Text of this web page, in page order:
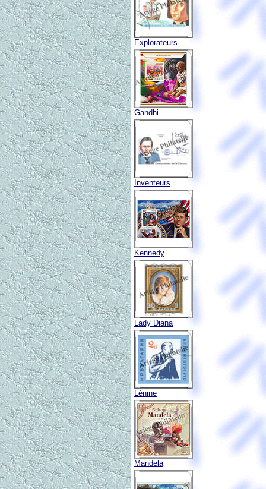
Explorateurs
Gandhi
Inventeurs
Kennedy
Lady Diana
Lénine
Mandela